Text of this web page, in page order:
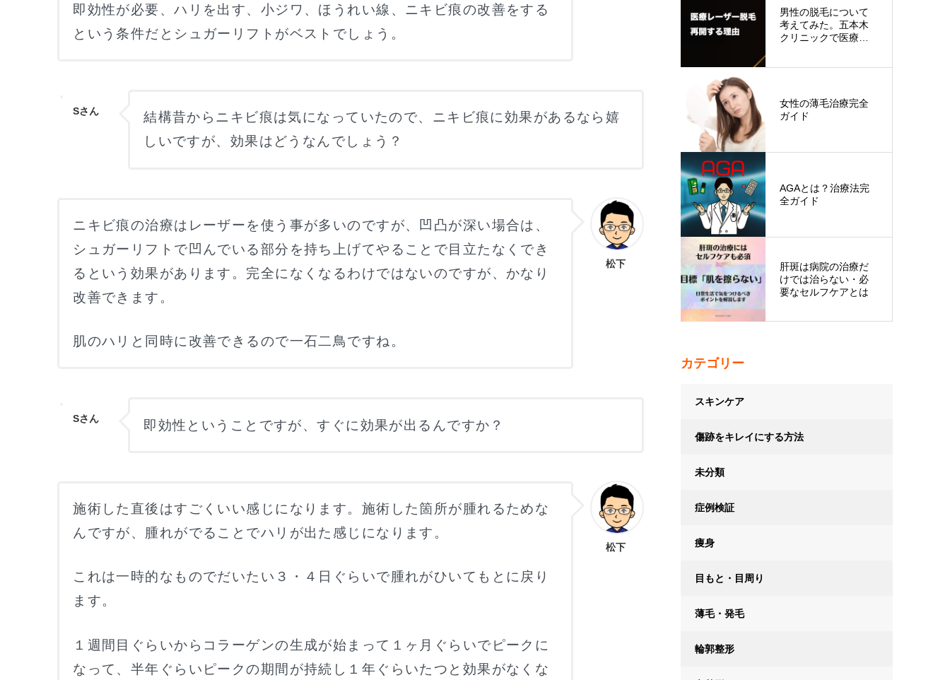
即効性が必要、ハリを出す、小ジワ、ほうれい線、ニキビ痕の改善をする
という条件だとシュガーリフトがベストでしょう。
Sさん
結構昔からニキビ痕は気になっていたので、ニキビ痕に効果があるなら嬉
しいですが、効果はどうなんでしょう？
松下
ニキビ痕の治療はレーザーを使う事が多いのですが、凹凸が深い場合は、
シュガーリフトで凹んでいる部分を持ち上げてやることで目立たなくでき
るという効果があります。完全になくなるわけではないのですが、かなり
改善できます。
肌のハリと同時に改善できるので一石二鳥ですね。
Sさん 即効性ということですが、すぐに効果が出るんですか？
松下
施術した直後はすごくいい感じになります。施術した箇所が腫れるためな
んですが、腫れがでることでハリが出た感じになります。
これは一時的なものでだいたい３・４日ぐらいで腫れがひいてもとに戻り
ます。
１週間目ぐらいからコラーゲンの生成が始まって１ヶ月ぐらいでピークに
なって、半年ぐらいピークの期間が持続し１年ぐらいたつと効果がなくな
男性の脱毛について
考えてみた。五本木
クリニックで医療レ
女性の薄毛治療完全
ガイド
AGAとは？治療法完
全ガイド
肝斑は病院の治療だ
けでは治らない・必
要なセルフケアとは
カテゴリー
スキンケア
傷跡をキレイにする方法
未分類
症例検証
痩身
目もと・目周り
薄毛・発毛
輪郭整形